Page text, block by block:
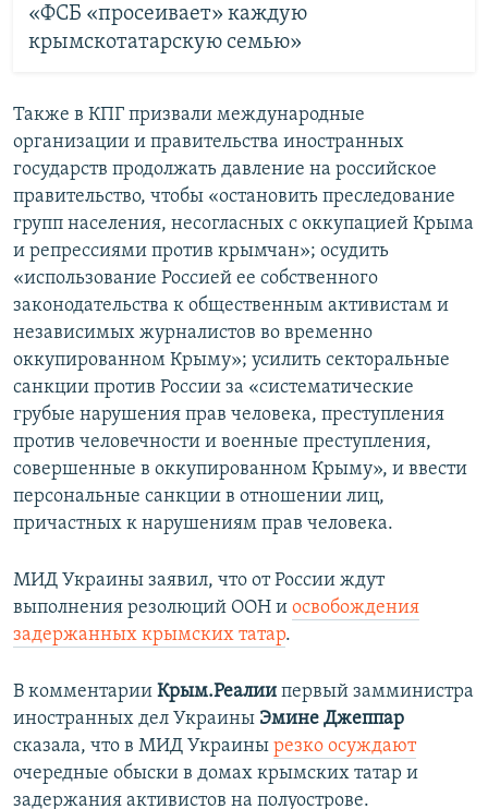
«ФСБ «просеивает» каждую
крымскотатарскую семью»
Также в КПГ призвали международные
организации и правительства иностранных
государств продолжать давление на российское
правительство, чтобы «остановить преследование
групп населения, несогласных с оккупацией Крыма
и репрессиями против крымчан»; осудить
«использование Россией ее собственного
законодательства к общественным активистам и
независимых журналистов во временно
оккупированном Крыму»; усилить секторальные
санкции против России за «систематические
грубые нарушения прав человека, преступления
против человечности и военные преступления,
совершенные в оккупированном Крыму», и ввести
персональные санкции в отношении лиц,
причастных к нарушениям прав человека.
МИД Украины заявил, что от России ждут
выполнения резолюций ООН и освобождения
задержанных крымских татар.
В комментарии Крым.Реалии первый замминистра
иностранных дел Украины Эмине Джеппар
сказала, что в МИД Украины резко осуждают
очередные обыски в домах крымских татар и
задержания активистов на полуострове.